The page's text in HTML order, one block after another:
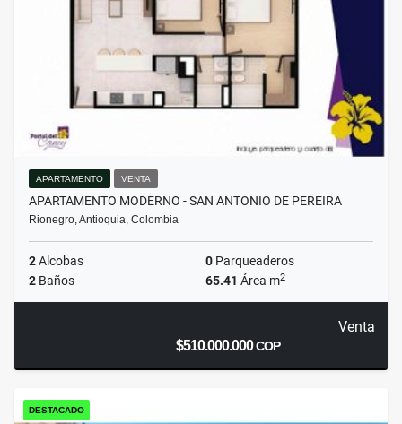
APARTAMENTO VENTA
APARTAMENTO MODERNO - SAN ANTONIO DE PEREIRA
Rionegro, Antioquia, Colombia
2Alcobas 0 Parqueaderos
2 Baños 65.41 Área m2
Venta
$510.000.000COP
DESTACADO